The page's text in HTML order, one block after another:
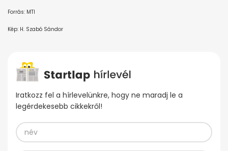
Forrás: MTI
Kép: H. Szabó Sándor
Iratkozz fel a hírlevelünkre, hogy ne maradj le a
legérdekesebb cikkekről!